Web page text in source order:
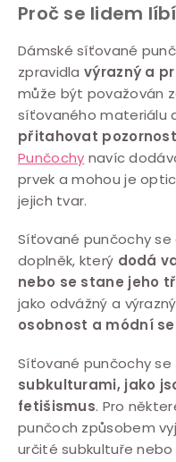
Proč se lidem
Dámské síťované
zpravidla výrazný a
může být považován
síťovaného materiálu
přitahovat
Punčochy navíc
prvek a mohou je
jejich tvar.
Síťované punčochy
doplněk, který dodá
nebo se stane jeho
jako odvážný a
osobnost a módní
Síťované punčochy se
subkulturami, jako
fetišismus. Pro
punčoch způsobem
určité subkultuře